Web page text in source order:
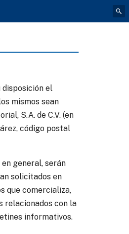
disposición el
mismos sean
S.A. de C.V. (en
código postal
general, serán
solicitados en
que comercializa,
relacionados con la
informativos.